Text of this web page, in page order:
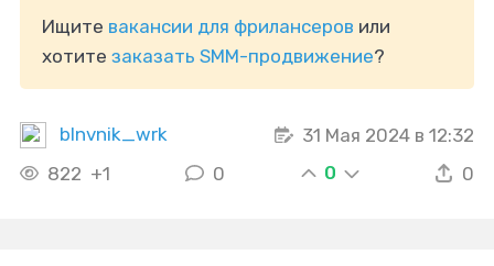
Ищите вакансии для фрилансеров или
хотите заказать SMM-продвижение?
blnvnik_wrk
31 Мая 2024 в 12:32
822 +1 0 0 0